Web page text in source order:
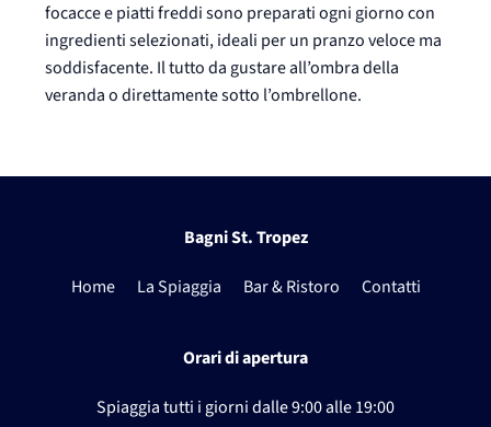
focacce e piatti freddi sono preparati ogni giorno con
ingredienti selezionati, ideali per un pranzo veloce ma
soddisfacente. Il tutto da gustare all’ombra della
veranda o direttamente sotto l’ombrellone.
Bagni St. Tropez
Home La Spiaggia Bar & Ristoro Contatti
Orari di apertura
Spiaggia tutti i giorni dalle9:00 alle 19:00